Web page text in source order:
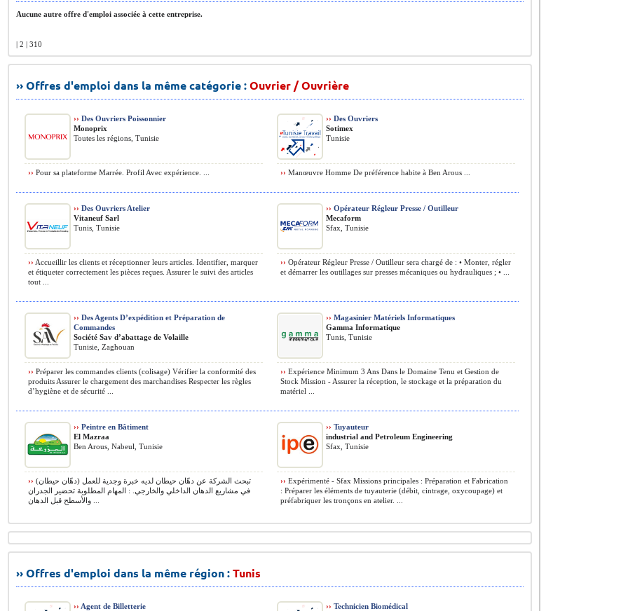
Aucune autre offre d'emploi associée à cette entreprise.
| 2 | 310
›› Offres d'emploi dans la même catégorie :Ouvrier / Ouvrière
›› Des Ouvriers Poissonnier
Monoprix
Toutes les régions, Tunisie
›› Pour sa plateforme Marrée. Profil Avec expérience. ...
›› Des Ouvriers
Sotimex
Tunisie
›› Manœuvre Homme De préférence habite à Ben Arous ...
›› Des Ouvriers Atelier
Vitaneuf Sarl
Tunis, Tunisie
›› Accueillir les clients et réceptionner leurs articles. Identifier, marquer
et étiqueter correctement les pièces reçues. Assurer le suivi des articles
tout ...
›› Opérateur Régleur Presse / Outilleur
Mecaform
Sfax, Tunisie
›› Opérateur Régleur Presse / Outilleur sera chargé de : • Monter, régler
et démarrer les outillages sur presses mécaniques ou hydrauliques ; • ...
›› Des Agents D’expédition et Préparation de
Commandes
Société Sav d’abattage de Volaille
Tunisie, Zaghouan
›› Préparer les commandes clients (colisage) Vérifier la conformité des
produits Assurer le chargement des marchandises Respecter les règles
d’hygiène et de sécurité ...
›› Magasinier Matériels Informatiques
Gamma Informatique
Tunis, Tunisie
›› Expérience Minimum 3 Ans Dans le Domaine Tenu et Gestion de
Stock Mission - Assurer la réception, le stockage et la préparation du
matériel ...
›› Peintre en Bâtiment
El Mazraa
Ben Arous, Nabeul, Tunisie
›› (دهّان حيطان) تبحث الشركة عن دهّان حيطان لديه خبرة وجدية للعمل
في مشاريع الدهان الداخلي والخارجي. : المهام المطلوبة تحضير الجدران
›› Tuyauteur
​industrial and Petroleum Engineering
Sfax, Tunisie
›› Expérimenté - Sfax Missions principales : Préparation et Fabrication
: Préparer les éléments de tuyauterie (débit, cintrage, oxycoupage) et
préfabriquer les tronçons en atelier. ...
›› Offres d'emploi dans la même région :Tunis
›› Agent de Billetterie
›› Technicien Biomédical